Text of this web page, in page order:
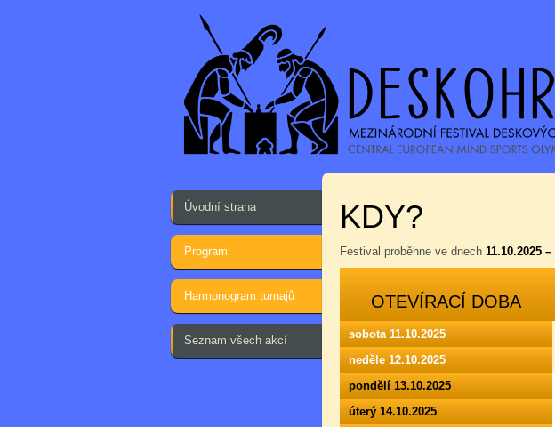
Úvodní strana
Program
Harmonogram turnajů
Seznam všech akcí
KDY?
Festival proběhne ve dnech 11.10.2025
OTEVÍRACÍ DOBA
sobota 11.10.2025
neděle 12.10.2025
pondělí 13.10.2025
úterý 14.10.2025